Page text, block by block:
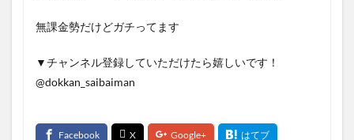
無課金勢だけどガチってます
▼チャンネル登録していただけたら嬉しいです！
@dokkan_saibaiman​